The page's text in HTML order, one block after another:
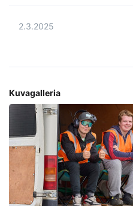
2.3.2025
Kuvagalleria